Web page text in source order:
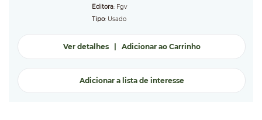
Editora: Fgv
Tipo: Usado
Ver detalhes| Adicionar ao Carrinho
Adicionar a lista de interesse